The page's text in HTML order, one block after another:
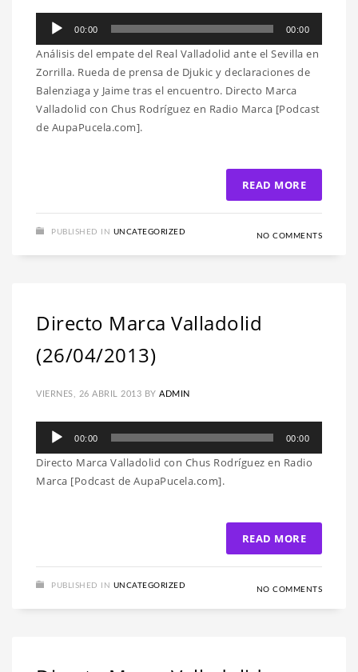
Reproductor
audio
00:00 00:00
Análisis del empate del Real Valladolid ante el Sevilla en
Zorrilla. Rueda de prensa de Djukic y declaraciones de
Balenziaga y Jaime tras el encuentro. Directo Marca
Valladolid con Chus Rodríguez en Radio Marca [Podcast
de AupaPucela.com].
READ MORE
PUBLISHED IN UNCATEGORIZED NO COMMENTS
Directo Marca Valladolid
(26/04/2013)
VIERNES, 26 ABRIL 2013 BY ADMIN
Reproductor
audio
00:00 00:00
Directo Marca Valladolid con Chus Rodríguez en Radio
Marca [Podcast de AupaPucela.com].
READ MORE
PUBLISHED IN UNCATEGORIZED NO COMMENTS